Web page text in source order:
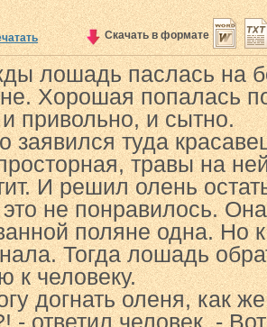
Скачать в формате
лошадь паслась на
Хорошая попалась
привольно, и сытно.
заявился туда
травы на
И решил олень
не понравилось.
поляне одна. Но
Тогда лошадь
к человеку.
догнать оленя, как
- ответил человек. -